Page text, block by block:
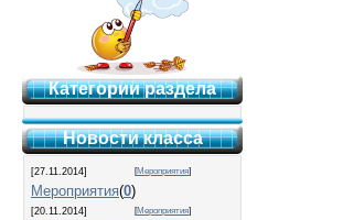
Категории раздела
Новости класса
[27.11.2014] [Мероприятия]
Мероприятия(0)
[20.11.2014] [Мероприятия]